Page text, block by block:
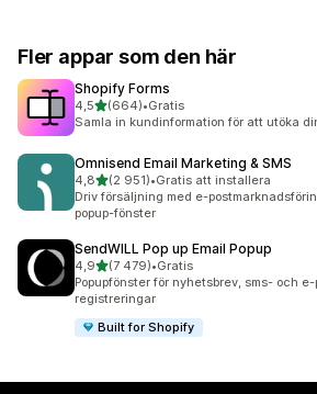
Fler appar som den här
Shopify Forms
4,5av 5 stjärnor
(664)
664 recensioner totalt
•Gratis
Samla in kundinformation för att utöka
Omnisend Email Marketing & SMS
4,8av 5 stjärnor
(2 951)
2951 recensioner totalt
•Gratis att installera
Driv försäljning med e-
popup-fönster
SendWILL Pop up Email Popup
4,9av 5 stjärnor
(7 479)
7479 recensioner totalt
•Gratis
Popupfönster för nyhetsbrev, sms- och
registreringar
Built for Shopify